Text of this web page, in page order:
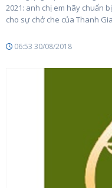
2021: anh chị em hãy chuẩn
cho sự chở che của Thanh
06:53 30/08/2018